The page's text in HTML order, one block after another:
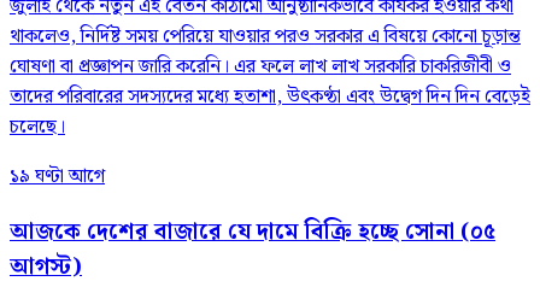
জুলাই থেকে নতুন এই বেতন কাঠামো আনুষ্ঠানিকভাবে কার্যকর হওয়ার কথা
থাকলেও, নির্দিষ্ট সময় পেরিয়ে যাওয়ার পরও সরকার এ বিষয়ে কোনো চূড়ান্ত
ঘোষণা বা প্রজ্ঞাপন জারি করেনি। এর ফলে লাখ লাখ সরকারি চাকরিজীবী ও
তাদের পরিবারের সদস্যদের মধ্যে হতাশা, উৎকণ্ঠা এবং উদ্বেগ দিন দিন বেড়েই
চলেছে।
১৯ ঘণ্টা আগে
আজকে দেশের বাজারে যে দামে বিক্রি হচ্ছে সোনা (০৫
আগস্ট)